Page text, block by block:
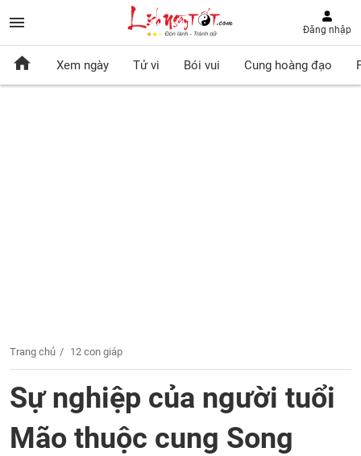
Đăng nhập
Xem ngày Tử vi Bói vui Cung hoàng đạo
Trang chủ 12 con giáp
Sự nghiệp của người tuổi
Mão thuộc cung Song